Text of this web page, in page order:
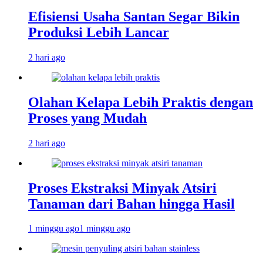
Efisiensi Usaha Santan Segar Bikin
Produksi Lebih Lancar
2 hari ago
Olahan Kelapa Lebih Praktis dengan
Proses yang Mudah
2 hari ago
Proses Ekstraksi Minyak Atsiri
Tanaman dari Bahan hingga Hasil
1 minggu ago1 minggu ago